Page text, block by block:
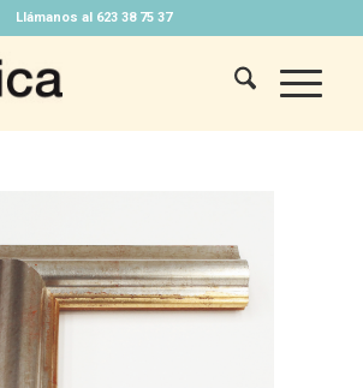
Llámanos al 623 38 75 37